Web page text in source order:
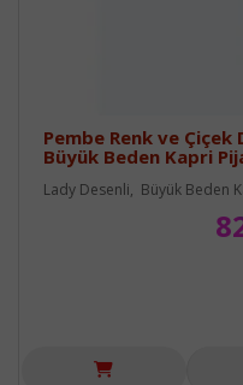
Pembe Renk ve Çiçek
Büyük Beden Kapri
Lady Desenli, Büyük Beden